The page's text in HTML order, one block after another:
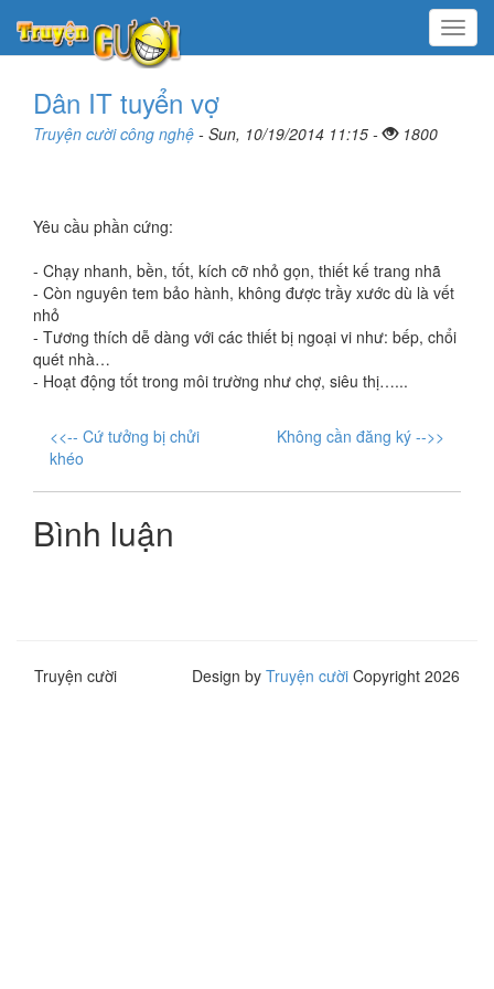
Menu
Dân IT tuyển vợ
Truyện cười công nghệ - Sun, 10/19/2014 11:15 - 1800
Yêu cầu phần cứng:
- Chạy nhanh, bền, tốt, kích cỡ nhỏ gọn, thiết kế trang nhã
- Còn nguyên tem bảo hành, không được trầy xước dù là vết
nhỏ
- Tương thích dễ dàng với các thiết bị ngoại vi như: bếp, chổi
quét nhà…
- Hoạt động tốt trong môi trường như chợ, siêu thị…...
<<-- Cứ tưởng bị chửi
khéo
Không cần đăng ký -->>
Bình luận
Truyện cười Design by Truyện cười Copyright 2026